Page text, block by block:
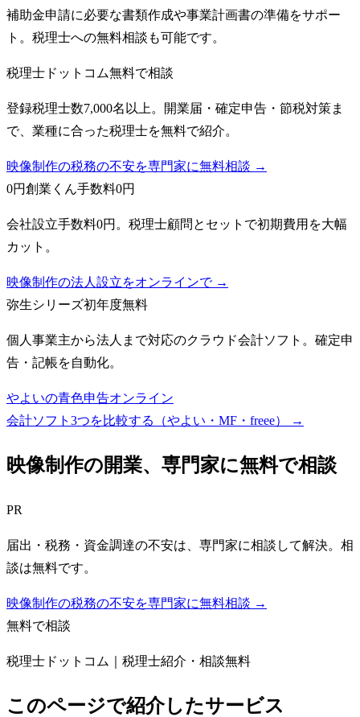
補助金申請に必要な書類作成や事業計画書の準備をサポー
ト。税理士への無料相談も可能です。
税理士ドットコム無料で相談
登録税理士数7,000名以上。開業届・確定申告・節税対策ま
で、業種に合った税理士を無料で紹介。
映像制作の税務の不安を専門家に無料相談 →
0円創業くん手数料0円
会社設立手数料0円。税理士顧問とセットで初期費用を大幅
カット。
映像制作の法人設立をオンラインで →
弥生シリーズ初年度無料
個人事業主から法人まで対応のクラウド会計ソフト。確定申
告・記帳を自動化。
やよいの青色申告オンライン
会計ソフト3つを比較する（やよい・MF・freee）
→
映像制作の開業、専門家に無料で相談
PR
届出・税務・資金調達の不安は、専門家に相談して解決。相
談は無料です。
映像制作の税務の不安を専門家に無料相談 →
無料で相談
税理士ドットコム｜税理士紹介・相談無料
このページで紹介したサービス